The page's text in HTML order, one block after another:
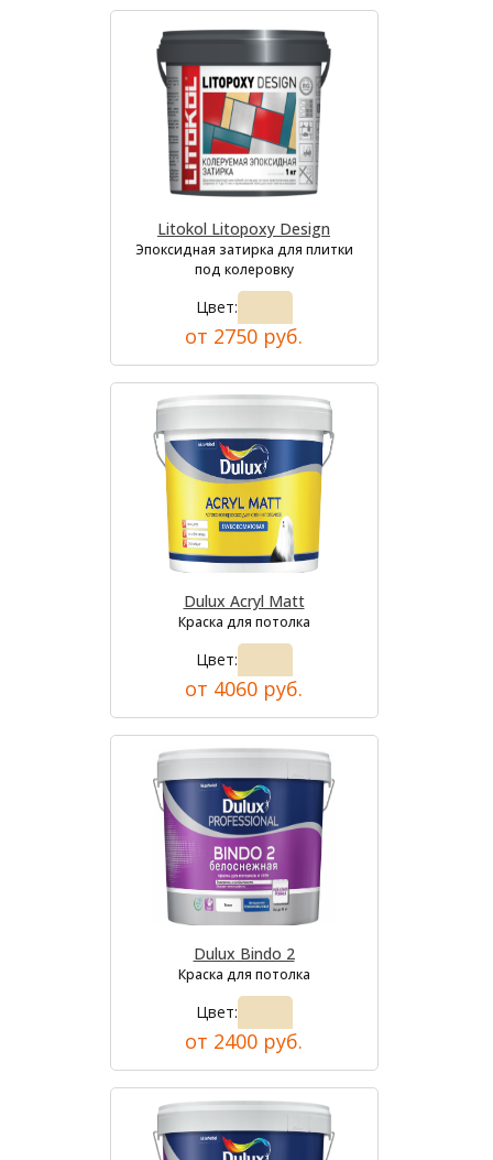
Litokol Litopoxy Design
Эпоксидная затирка для плитки
под колеровку
Цвет:
от 2750 руб.
Dulux Acryl Matt
Краска для потолка
Цвет:
от 4060 руб.
Dulux Bindo 2
Краска для потолка
Цвет:
от 2400 руб.